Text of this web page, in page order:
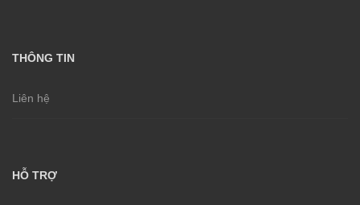
THÔNG TIN
Liên hệ
HỖ TRỢ